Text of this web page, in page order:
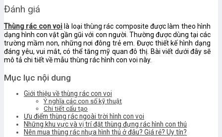
Đánh giá
Thùng rác con voilà loại thùng rác composite được làm theo hình
dạng hình con vật gần gũi với con người. Thường được dùng tại các
trường mầm non, những nơi đông trẻ em. Được thiết kế hình dạng
đáng yêu, vui mắt, có thể tăng mỹ quan đô thị. Bài viết dưới đây sẽ
mô tả chi tiết về mẫu thùng rác hình con voi này.
Mục lục nội dung
Giới thiệu về thùng rác con voi
Ý nghĩa các con số kỹ thuật
Chi tiết cấu tạo
Ưu điểm thùng rác ngoài trời hình con voi
Những khu vực và vị trí đặt thùng đựng rác hình con thú
Nên mua thùng rác nhựa hình thú ở đâu? Giá rẻ? Uy tín?